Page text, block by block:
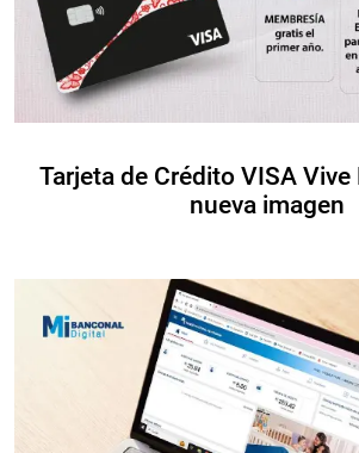
Tarjeta de Crédito VISA Vive
nueva imagen